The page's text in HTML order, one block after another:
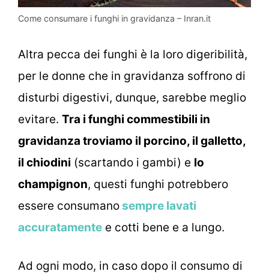
Come consumare i funghi in gravidanza – Inran.it
Altra pecca dei funghi è la loro digeribilità,
per le donne che in gravidanza soffrono di
disturbi digestivi, dunque, sarebbe meglio
evitare. Tra i funghi commestibili in
gravidanza troviamo il porcino, il galletto,
il chiodini (scartando i gambi) e lo
champignon, questi funghi potrebbero
essere consumanosempre lavati
accuratamente e cotti bene e a lungo.
Ad ogni modo, in caso dopo il consumo di